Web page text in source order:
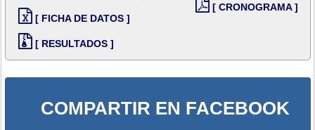
[ FICHA DE DATOS ]
[ RESULTADOS ]
[ CRONOGRAMA ]
COMPARTIR EN FACEBOOK